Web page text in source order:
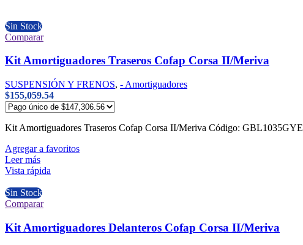
Sin Stock
Comparar
Kit Amortiguadores Traseros Cofap Corsa II/Meriva
SUSPENSIÓN Y FRENOS, - Amortiguadores
$155,059.54
Kit Amortiguadores Traseros Cofap Corsa II/Meriva Código: GBL1035GYE
Agregar a favoritos
Leer más
Vista rápida
Sin Stock
Comparar
Kit Amortiguadores Delanteros Cofap Corsa II/Meriva